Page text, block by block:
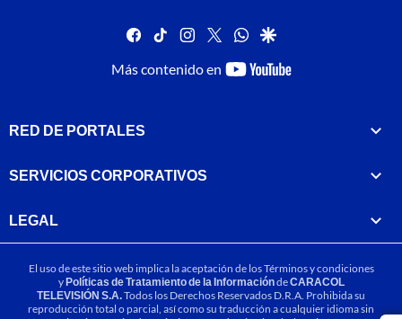
facebook
tiktok instagram
twitterwhatsapp
google
Más contenido en
youtube-
RED DE PORTALES
SERVICIOS CORPORATIVOS
LEGAL
El uso de este sitio web implica la aceptación de losTérminos y condiciones
yPolíticas de Tratamiento de la InformacióndeCARACOL
TELEVISIÓN S.A.Todos los Derechos Reservados D.R.A. Prohibida su
reproducción total o parcial, así como su traducción a cualquier idioma sin